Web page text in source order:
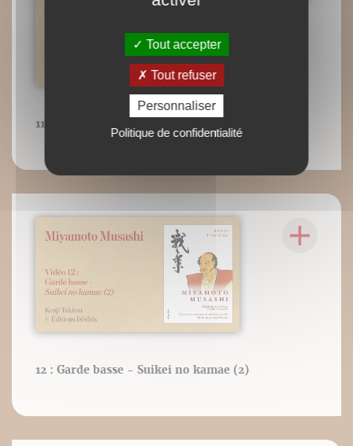
11 : Garde basse - Suikei no kamae (1)
12 : Garde basse - Suikei no kamae (2)
Tout accepter
Tout refuser
Personnaliser
Politique de confidentialité